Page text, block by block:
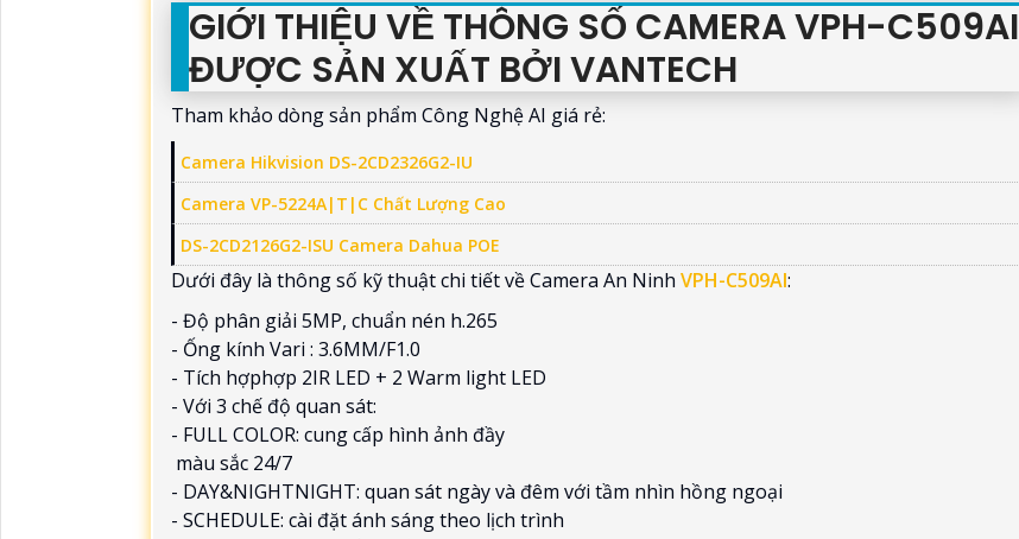
GIỚI THIỆU VỀ THÔNG SỐ CAMERA VPH-C509AI
ĐƯỢC SẢN XUẤT BỞI VANTECH
Tham khảo dòng sản phẩm Công Nghệ AI giá rẻ:
Camera Hikvision DS-2CD2326G2-IU
Camera VP-5224A|T|C Chất Lượng Cao
DS-2CD2126G2-ISU Camera Dahua POE
Dưới đây là thông số kỹ thuật chi tiết về Camera An Ninh VPH-C509AI:
- Độ phân giải 5MP, chuẩn nén h.265
- Ống kính Vari : 3.6MM/F1.0
- Tích hợphợp 2IR LED + 2 Warm light LED
- Với 3 chế độ quan sát:
- FULL COLOR: cung cấp hình ảnh đầy
màu sắc 24/7
- DAY&NIGHTNIGHT: quan sát ngày và đêm với tầm nhìn hồng ngoại
- SCHEDULE: cài đặt ánh sáng theo lịch trình